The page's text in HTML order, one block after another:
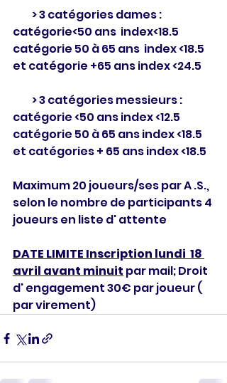
catégorie<50 ans  index<18.5
catégorie 50 à 65 ans  index <18.5
et catégorie +65 ans index <24.5
catégorie <50 ans index <12.5
catégorie 50 à 65 ans index <18.5
et catégories + 65 ans index <18.5
Maximum 20 joueurs/ses par A .S.,
selon le nombre de participants 4
joueurs en liste d' attente
DATE LIMITE Inscription lundi  18
avril avant minuit par mail; Droit
d' engagement 30€ par joueur (
par virement)